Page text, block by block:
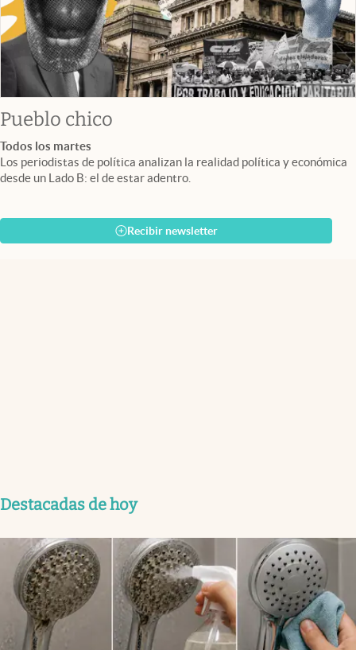
Pueblo chico
Todos los martes
Los periodistas de política analizan la realidad política y económica
desde un Lado B: el de estar adentro.
Recibir newsletter
Destacadas de hoy